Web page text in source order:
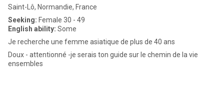
Saint-Lô, Normandie, France
Seeking: Female 30 - 49
English ability: Some
Je recherche une femme asiatique de plus de 40 ans
Doux - attentionné -je serais ton guide sur le chemin de la vie
ensembles